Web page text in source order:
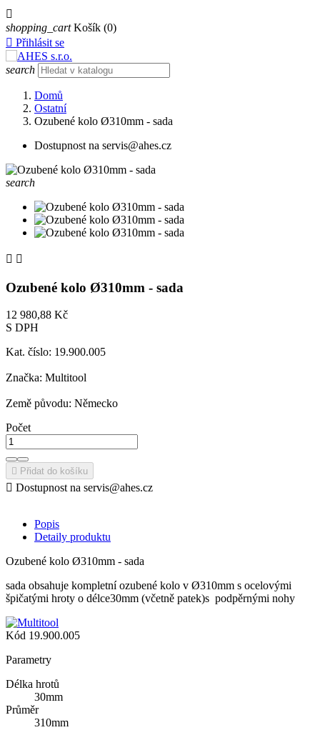

shopping_cart Košík (0)
 Přihlásit se
search
Domů
Ostatní
Ozubené kolo Ø310mm - sada
Dostupnost na servis@ahes.cz
search
 
Ozubené kolo Ø310mm - sada
12 980,88 Kč
S DPH
Kat. číslo: 19.900.005
Značka: Multitool
Země původu: Německo
Počet
 Přidat do košíku
 Dostupnost na servis@ahes.cz
Popis
Detaily produktu
Ozubené kolo Ø310mm - sada
sada obsahuje kompletní ozubené kolo v Ø310mm s ocelovými
špičatými hroty o délce30mm (včetně patek)s podpěrnými nohy
Kód 19.900.005
Parametry
Délka hrotů
30mm
Průměr
310mm